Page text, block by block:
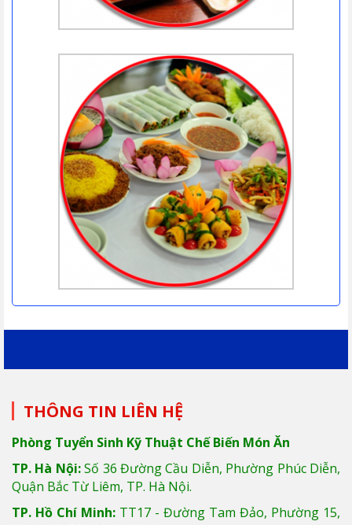
THÔNG TIN LIÊN HỆ
Phòng Tuyển Sinh Kỹ Thuật Chế Biến Món Ăn
TP. Hà Nội:Số 36 Đường Cầu Diễn, Phường Phúc Diễn,
Quận Bắc Từ Liêm, TP. Hà Nội.
TP. Hồ Chí Minh: TT17 - Đường Tam Đảo, Phường 15,